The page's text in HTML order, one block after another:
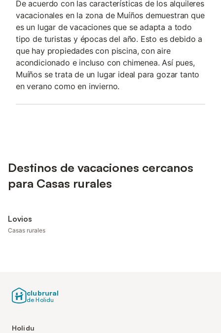
De acuerdo con las características de los alquileres
vacacionales en la zona de Muíños demuestran que
es un lugar de vacaciones que se adapta a todo
tipo de turistas y épocas del año. Esto es debido a
que hay propiedades con piscina, con aire
acondicionado e incluso con chimenea. Así pues,
Muíños se trata de un lugar ideal para gozar tanto
en verano como en invierno.
Destinos de vacaciones cercanos
para Casas rurales
Lovios
Casas rurales
clubrural
de Holidu
Holidu